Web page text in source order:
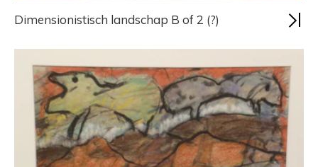
Dimensionistisch landschap B of 2 (?)